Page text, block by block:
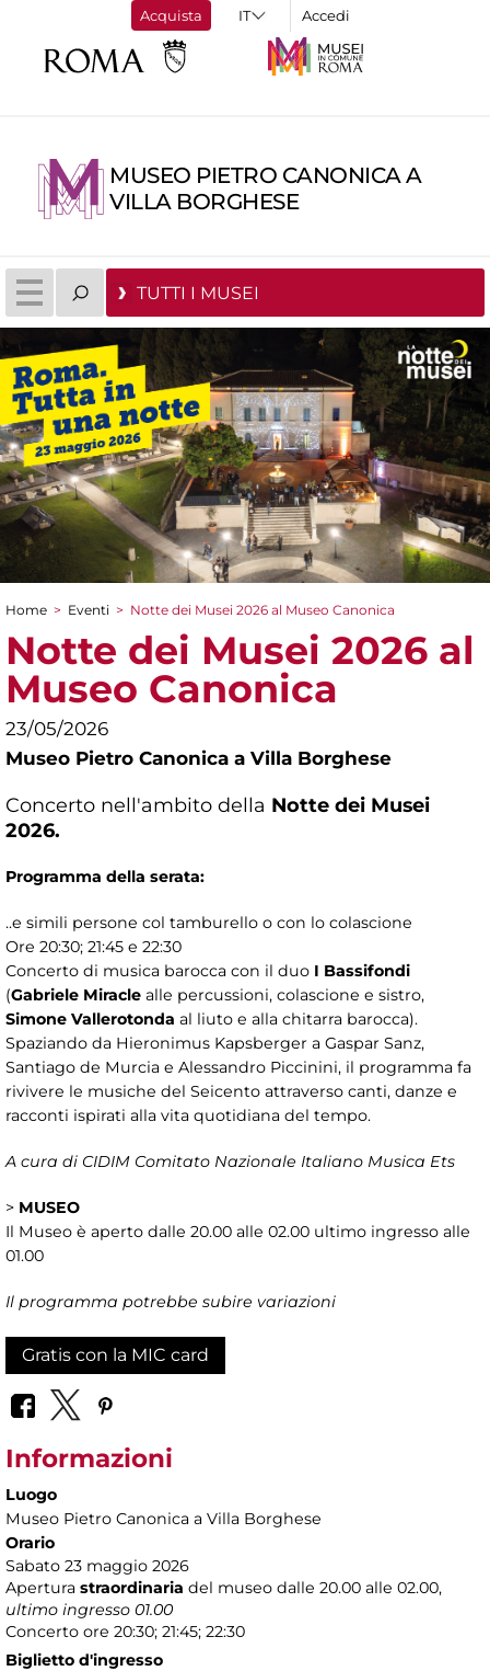
Acquista Accedi
MUSEO PIETRO CANONICA A
VILLA BORGHESE
TUTTI I MUSEI
Tu sei qui
Home > Eventi > Notte dei Musei 2026 al Museo Canonica
Notte dei Musei 2026 al
Museo Canonica
23/05/2026
Museo Pietro Canonica a Villa Borghese
Concerto nell'ambito della Notte dei Musei
2026.
Programma della serata:
..e simili persone col tamburello o con lo colascione
Ore 20:30; 21:45 e 22:30
Concerto di musica barocca con il duo I Bassifondi
(Gabriele Miracle alle percussioni, colascione e sistro,
Simone Vallerotonda al liuto e alla chitarra barocca).
Spaziando da Hieronimus Kapsberger a Gaspar Sanz,
Santiago de Murcia e Alessandro Piccinini, il programma fa
rivivere le musiche del Seicento attraverso canti, danze e
racconti ispirati alla vita quotidiana del tempo.
A cura di CIDIM Comitato Nazionale Italiano Musica Ets
> MUSEO
Il Museo è aperto dalle 20.00 alle 02.00 ultimo ingresso alle
01.00
Il programma potrebbe subire variazioni
Gratis con la MIC card
Informazioni
Luogo
Museo Pietro Canonica a Villa Borghese
Orario
Sabato 23 maggio 2026
Apertura straordinaria del museo dalle 20.00 alle 02.00,
ultimo ingresso 01.00
Concerto ore 20:30; 21:45; 22:30
Biglietto d'ingresso